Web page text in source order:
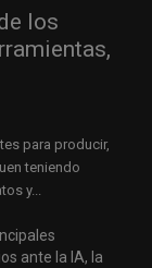
los
para producir,
teniendo
y...
ante la IA, la